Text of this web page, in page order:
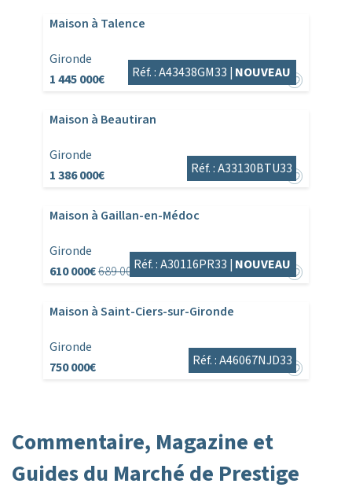
Maison à Talence
Gironde
1 445 000€
Réf. : A43438GM33 | NOUVEAU
Maison à Beautiran
Gironde
1 386 000€
Réf. : A33130BTU33
Maison à Gaillan-en-Médoc
Gironde
610 000€689 000€Réf. : A30116PR33 | NOUVEAU
Maison à Saint-Ciers-sur-Gironde
Gironde
750 000€
Réf. : A46067NJD33
Commentaire, Magazine et
Guides du Marché de Prestige